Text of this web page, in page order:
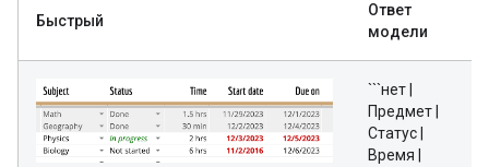
Быстрый
Ответ
модели
```нет |
Предмет |
Статус |
Время |